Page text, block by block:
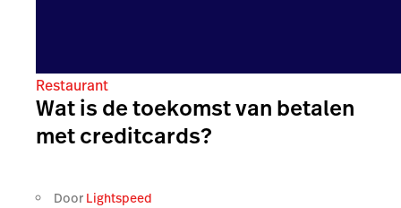
Restaurant
Wat is de toekomst van betalen
met creditcards?
Door Lightspeed